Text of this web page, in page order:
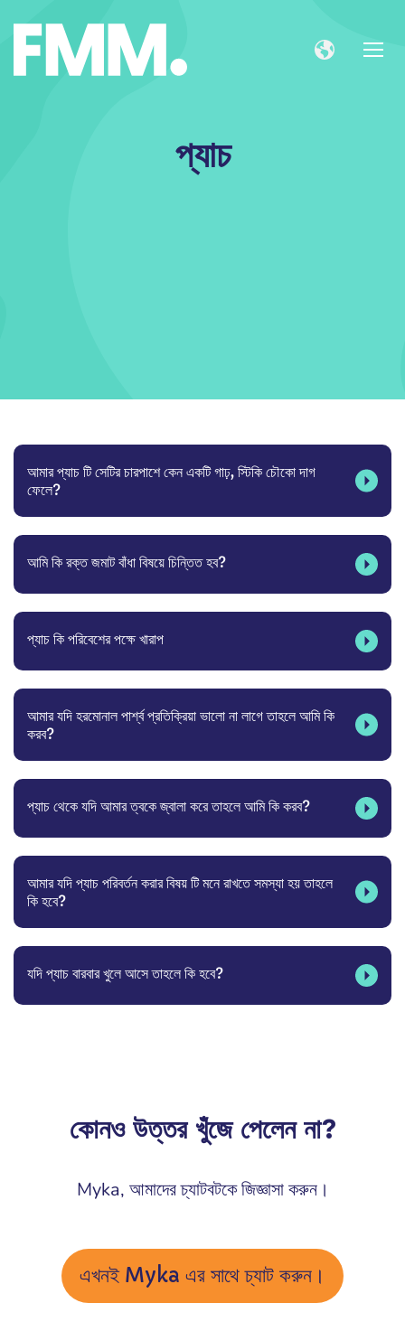
প্যাচ
আমার প্যাচ টি সেটির চারপাশে কেন একটি গাঢ়, স্টিকি চৌকো দাগ
ফেলে?
আমি কি রক্ত জমাট বাঁধা বিষয়ে চিন্তিত হব?
প্যাচ কি পরিবেশের পক্ষে খারাপ
আমার যদি হরমোনাল পার্শ্ব প্রতিক্রিয়া ভালো না লাগে তাহলে আমি কি
করব?
প্যাচ থেকে যদি আমার ত্বকে জ্বালা করে তাহলে আমি কি করব?
আমার যদি প্যাচ পরিবর্তন করার বিষয় টি মনে রাখতে সমস্যা হয় তাহলে
কি হবে?
যদি প্যাচ বারবার খুলে আসে তাহলে কি হবে?
কোনও উত্তর খুঁজে পেলেন না?
Myka, আমাদের চ্যাটবটকে জিজ্ঞাসা করুন।
এখনই Myka এর সাথে চ্যাট করুন।